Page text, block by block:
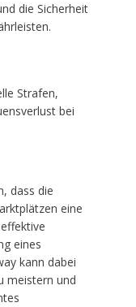
die Sicherheit
Strafen,
bei
dass die
eine
eines
kann dabei
meistern und